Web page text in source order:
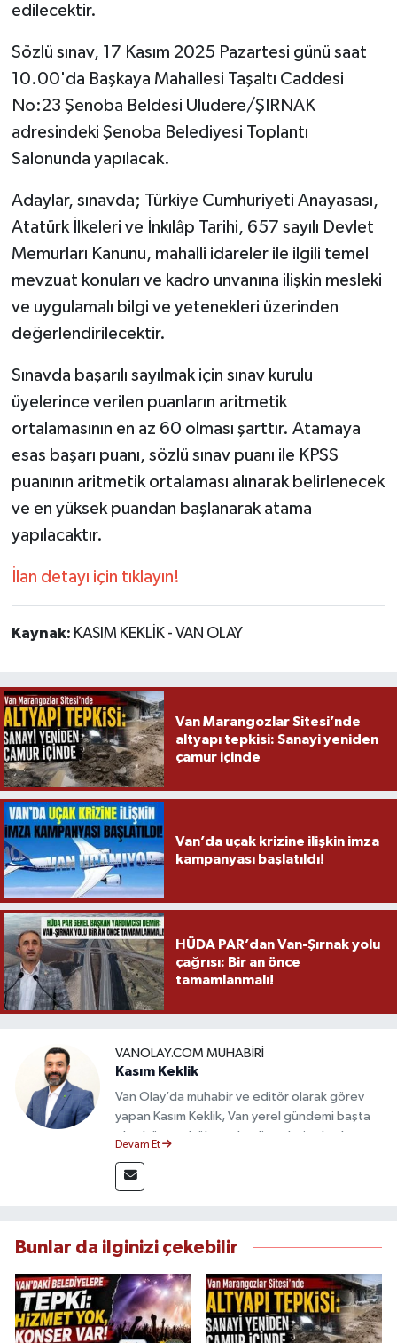
edilecektir.
Sözlü sınav, 17 Kasım 2025 Pazartesi günü saat
10.00'da Başkaya Mahallesi Taşaltı Caddesi
No:23 Şenoba Beldesi Uludere/ŞIRNAK
adresindeki Şenoba Belediyesi Toplantı
Salonunda yapılacak.
Adaylar, sınavda; Türkiye Cumhuriyeti Anayasası,
Atatürk İlkeleri ve İnkılâp Tarihi, 657 sayılı Devlet
Memurları Kanunu, mahalli idareler ile ilgili temel
mevzuat konuları ve kadro unvanına ilişkin mesleki
ve uygulamalı bilgi ve yetenekleri üzerinden
değerlendirilecektir.
Sınavda başarılı sayılmak için sınav kurulu
üyelerince verilen puanların aritmetik
ortalamasının en az 60 olması şarttır. Atamaya
esas başarı puanı, sözlü sınav puanı ile KPSS
puanının aritmetik ortalaması alınarak belirlenecek
ve en yüksek puandan başlanarak atama
yapılacaktır.
İlan detayı için tıklayın!
Kaynak: KASIM KEKLİK - VAN OLAY
Van Marangozlar Sitesi’nde
altyapı tepkisi: Sanayi yeniden
çamur içinde
Van’da uçak krizine ilişkin imza
kampanyası başlatıldı!
HÜDA PAR’dan Van-Şırnak yolu
çağrısı: Bir an önce
tamamlanmalı!
VANOLAY.COM MUHABIRI
Kasım Keklik
Van Olay’da muhabir ve editör olarak görev
yapan Kasım Keklik, Van yerel gündemi başta
olmak üzere bölgesel gelişmeleri sahadan
deneyimiyle hızlı ve doğru haber üretimine
odaklanan Keklik, tarafsızlık ve etik gazetecilik
Devam Et
Bunlar da ilginizi çekebilir